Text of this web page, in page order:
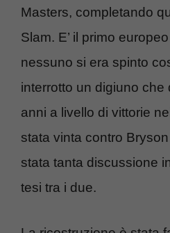
Masters, completando
Slam. E’ il primo
nessuno si era spinto
interrotto un digiuno che
anni a livello di vittorie
stata vinta contro
stata tanta discussione
tesi tra i due.